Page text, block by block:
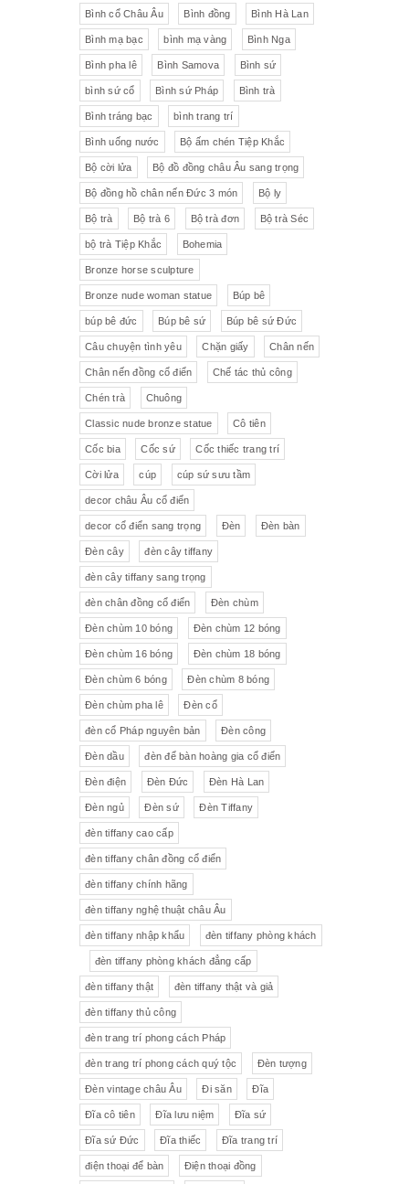
Đồ trang trí khác Đèn
Đồ sứ khác Tranh sơn dầu
Đồ sứ nhỏ Đôn bình
Âu sứ có nắp Gạt tàn
Ly pha lê Liễn cổ
Đồ sứ hồng Đồ sứ
Liễn sứ Đồng hồ quả lê
Đồng hồ Đèn chùm
Đèn chùm pha lê Tiệp
Đồng hồ để bàn Đồ nội thất
Pha lê màu đắp hoa nổi
Pha lê Đĩa trang trí
Sứ hồng
Ấm chén sứ Tiệp Bộ trà
Sữa
Tượng đồng Thảm
Độc bình Đồ đồng
Tượng sứ Đồ trang trí nhỏ
Rượu Cognac
Thực phẩm chức năng
Rượu Whisky Rượu vang
Tượng gốm Đèn bàn
Tượng Bộ trà sứ Tiệp
Liên Xô
Cộng hòa Séc- chợ đồ cổ Praha
pha lê Tiệp Đồ sứ Tiệp
Sứ Đức Italia, Germany
VebR- Đức Royal Schwabap
H&C - Séc Bohemia
Đức
Bavaria Nutrilon
Fonderie Bords de Seine
Chế tác thủ công Hennessy
Johnie Walker Pháp
L'art Bronze Qualité France
Karlovy Vary
Bình cổ Châu Âu Bình đồng Bình Hà Lan
Bình mạ bạc bình mạ vàng Bình Nga
Bình pha lê Bình Samova Bình sứ
bình sứ cổ Bình sứ Pháp Bình trà
Bình tráng bạc bình trang trí
Bình uống nước Bộ ấm chén Tiệp Khắc
Bộ cời lửa Bộ đồ đồng châu Âu sang trọng
Bộ đồng hồ chân nến Đức 3 món Bộ ly
Bộ trà Bộ trà 6 Bộ trà đơn Bộ trà Séc
bộ trà Tiệp Khắc Bohemia
Bronze horse sculpture
Bronze nude woman statue Búp bê
búp bê đức Búp bê sứ Búp bê sứ Đức
Câu chuyện tình yêu Chặn giấy Chân nến
Chân nến đồng cổ điển Chế tác thủ công
Chén trà Chuông
Classic nude bronze statue Cô tiên
Cốc bia Cốc sứ Cốc thiếc trang trí
Cời lửa cúp cúp sứ sưu tầm
decor châu Âu cổ điển
decor cổ điển sang trọng Đèn Đèn bàn
Đèn cây đèn cây tiffany
đèn cây tiffany sang trọng
đèn chân đồng cổ điển Đèn chùm
Đèn chùm 10 bóng Đèn chùm 12 bóng
Đèn chùm 16 bóng Đèn chùm 18 bóng
Đèn chùm 6 bóng Đèn chùm 8 bóng
Đèn chùm pha lê Đèn cổ
đèn cổ Pháp nguyên bản Đèn công
Đèn dầu đèn để bàn hoàng gia cổ điển
Đèn điện Đèn Đức Đèn Hà Lan
Đèn ngủ Đèn sứ Đèn Tiffany
đèn tiffany cao cấp
đèn tiffany chân đồng cổ điển
đèn tiffany chính hãng
đèn tiffany nghệ thuật châu Âu
đèn tiffany nhập khẩu đèn tiffany phòng khách
đèn tiffany phòng khách đẳng cấp
đèn tiffany thật đèn tiffany thật và giả
đèn tiffany thủ công
đèn trang trí phong cách Pháp
đèn trang trí phong cách quý tộc Đèn tượng
Đèn vintage châu Âu Đi săn Đĩa
Đĩa cô tiên Đĩa lưu niệm Đĩa sứ
Đĩa sứ Đức Đĩa thiếc Đĩa trang trí
điện thoại để bàn Điện thoại đồng